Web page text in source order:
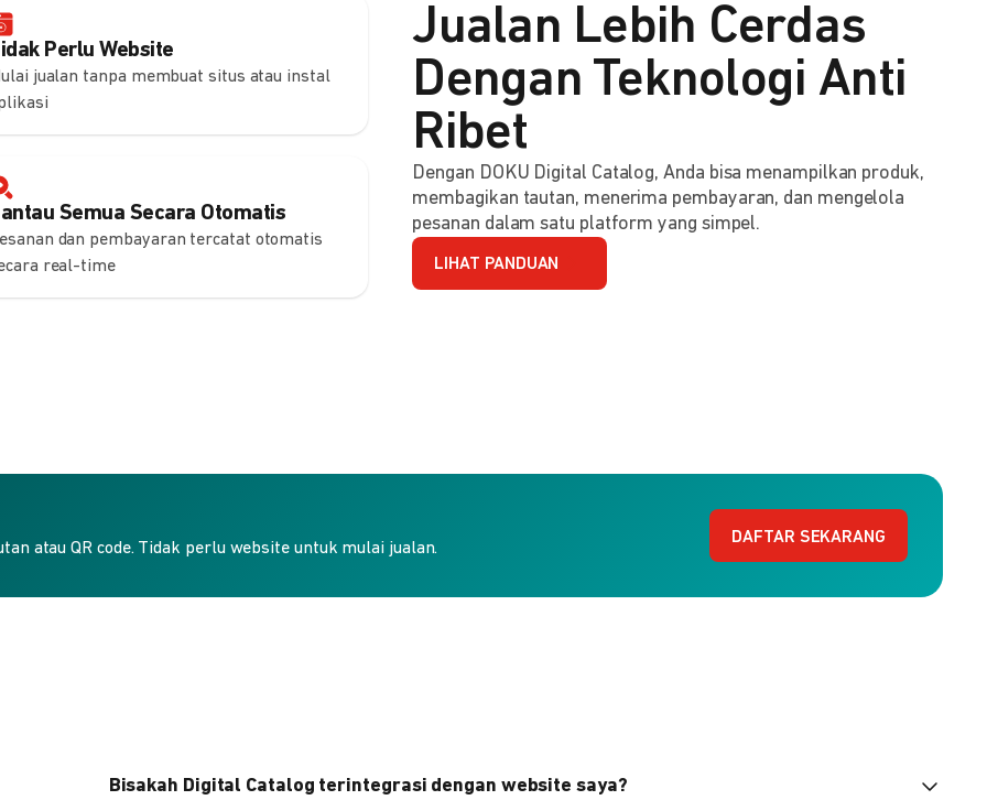
Perlu Website
jualan tanpa membuat situs atau instal
Semua Secara Otomatis
dan pembayaran tercatat otomatis
real-time
Jualan Lebih Cerdas
Dengan Teknologi Anti
Ribet
Dengan DOKU Digital Catalog, Anda bisa menampilkan produk,
membagikan tautan, menerima pembayaran, dan mengelola
pesanan dalam satu platform yang simpel.
LIHAT PANDUAN
atau QR code. Tidak perlu website untuk mulai jualan.
DAFTAR SEKARANG
Bisakah Digital Catalog terintegrasi dengan website saya?